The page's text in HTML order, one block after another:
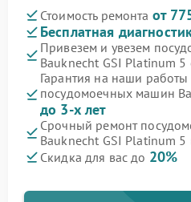
Стоимость ремонта от
Бесплатная
Привезем и увезем
Bauknecht GSI Platinum 5
Гарантия на наши
посудомоечных машин
до 3-х лет
Срочный ремонт
Bauknecht GSI Platinum 5
Скидка для вас до 20%